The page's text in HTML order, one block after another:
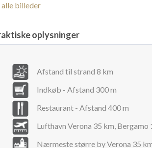
alle billeder
oplysninger
Afstand til strand 8 km
Indkøb - Afstand 300 m
Restaurant - Afstand 400 m
Lufthavn Verona 35 km, Bergamo
Nærmeste større by Verona 35